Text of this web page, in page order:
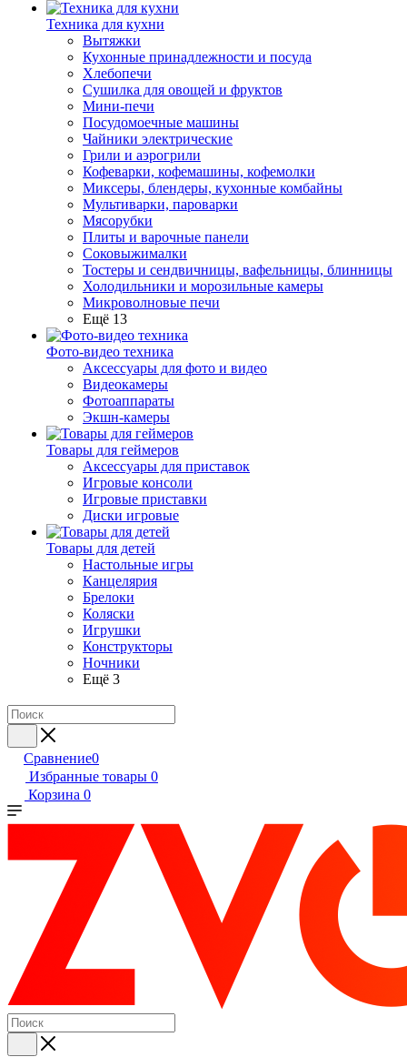
Техника для кухни
Вытяжки
Кухонные принадлежности и посуда
Хлебопечи
Сушилка для овощей и фруктов
Мини-печи
Посудомоечные машины
Чайники электрические
Грили и аэрогрили
Кофеварки, кофемашины, кофемолки
Миксеры, блендеры, кухонные комбайны
Мультиварки, пароварки
Мясорубки
Плиты и варочные панели
Соковыжималки
Тостеры и сендвичницы, вафельницы, блинницы
Холодильники и морозильные камеры
Микроволновые печи
Ещё 13
Фото-видео техника
Аксессуары для фото и видео
Видеокамеры
Фотоаппараты
Экшн-камеры
Товары для геймеров
Аксессуары для приставок
Игровые консоли
Игровые приставки
Диски игровые
Товары для детей
Настольные игры
Канцелярия
Брелоки
Коляски
Игрушки
Конструкторы
Ночники
Ещё 3
Сравнение0
Избранные товары 0
Корзина 0